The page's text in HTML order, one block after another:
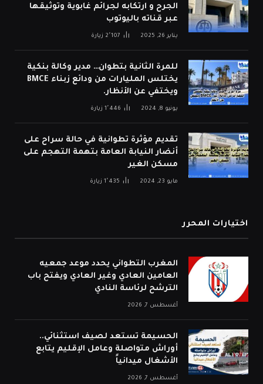
الجرح و ارتكابه لجرائم غابوية وتوثيقها
عبر قناته باليوتوب
يناير 26, 2025 2٬107 زيارة
للمرة الثانية بتطوان… مدير وكالة بنكية
يختلس المليارات من ودائع زبناء BMCE
ويختفي عن الأنظار.
يونيو 8, 2024 1٬446 زيارة
تقديم مؤثرة تطوانية في حالة سراح على
أنضار النيابة العامة بتهمة التهجم على
مسكن الغير
مايو 23, 2024 1٬435 زيارة
اختيارات المحرر
المغرب التطواني يحدد موعد جمعيه
العامين العادي وغير العادي ويفتح باب
الترشح لرئاسة النادي
أغسطس 7, 2026
الحسيمة تستعد لصيف استثنائي..
أوراش متواصلة وعامل الإقليم يتابع
الأشغال ميدانياً
أغسطس 7, 2026